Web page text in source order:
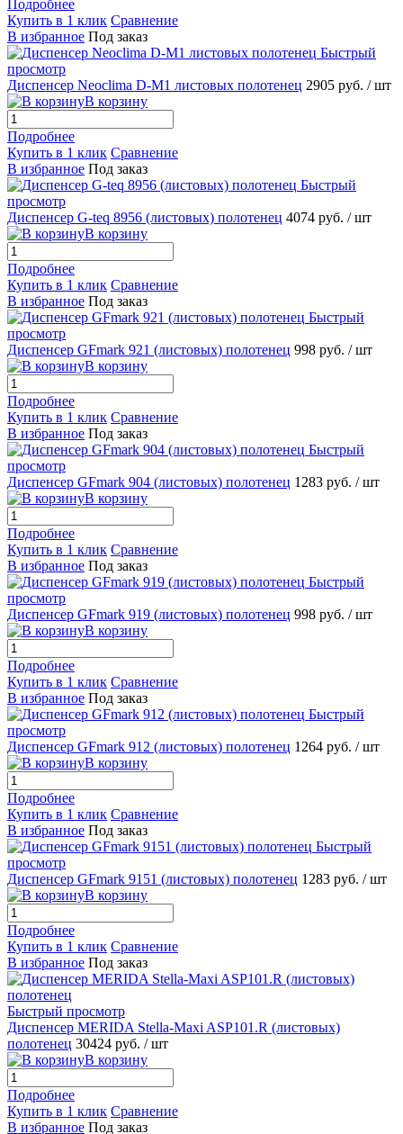
Подробнее
Купить в 1 клик Сравнение
В избранное Под заказ
Быстрый
просмотр
Диспенсер Neoclima D-M1 листовых полотенец 2905 руб. / шт
В корзину
Подробнее
Купить в 1 клик Сравнение
В избранное Под заказ
Быстрый
просмотр
Диспенсер G-teq 8956 (листовых) полотенец 4074 руб. / шт
В корзину
Подробнее
Купить в 1 клик Сравнение
В избранное Под заказ
Быстрый
просмотр
Диспенсер GFmark 921 (листовых) полотенец 998 руб. / шт
В корзину
Подробнее
Купить в 1 клик Сравнение
В избранное Под заказ
Быстрый
просмотр
Диспенсер GFmark 904 (листовых) полотенец 1283 руб. / шт
В корзину
Подробнее
Купить в 1 клик Сравнение
В избранное Под заказ
Быстрый
просмотр
Диспенсер GFmark 919 (листовых) полотенец 998 руб. / шт
В корзину
Подробнее
Купить в 1 клик Сравнение
В избранное Под заказ
Быстрый
просмотр
Диспенсер GFmark 912 (листовых) полотенец 1264 руб. / шт
В корзину
Подробнее
Купить в 1 клик Сравнение
В избранное Под заказ
Быстрый
просмотр
Диспенсер GFmark 9151 (листовых) полотенец 1283 руб. / шт
В корзину
Подробнее
Купить в 1 клик Сравнение
В избранное Под заказ
Быстрый просмотр
Диспенсер MERIDA Stella-Maxi ASP101.R (листовых)
полотенец 30424 руб. / шт
В корзину
Подробнее
Купить в 1 клик Сравнение
В избранное Под заказ